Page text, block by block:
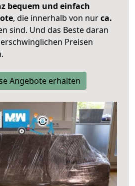
bequem und einfach
, die innerhalb von nurca.
sind. Und das Beste daran
Preisen
Angebote erhalten